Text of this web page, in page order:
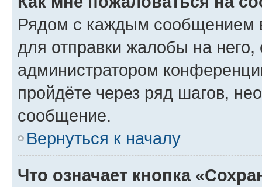
Рядом с каждым сообщением
для отправки жалобы на
администратором
пройдёте через ряд шагов,
сообщение.
Вернуться к началу
Что означает кнопка